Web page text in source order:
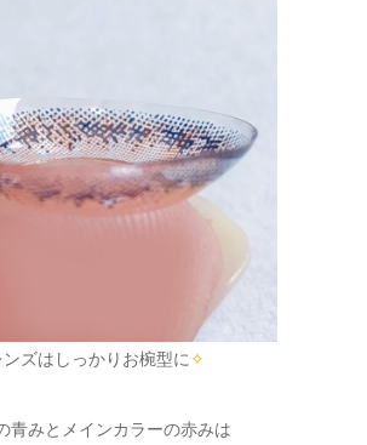
ンズはしっかりお椀型に✧
青みとメインカラーの赤みは